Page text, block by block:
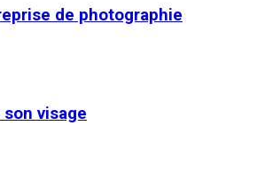
de photographie
visage